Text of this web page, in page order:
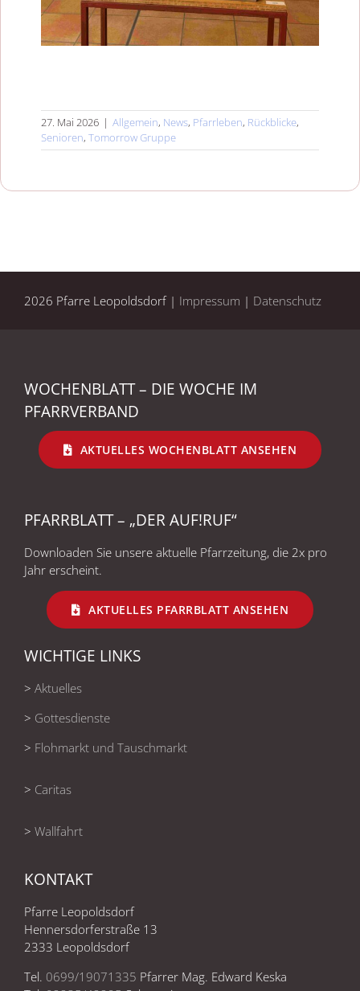
27. Mai 2026 | Allgemein, News, Pfarrleben, Rückblicke,
Senioren, Tomorrow Gruppe
2026 Pfarre Leopoldsdorf | Impressum | Datenschutz
WOCHENBLATT – DIE WOCHE IM
PFARRVERBAND
AKTUELLES WOCHENBLATT ANSEHEN
PFARRBLATT – „DER AUF!RUF“
Downloaden Sie unsere aktuelle Pfarrzeitung, die 2x pro
Jahr erscheint.
AKTUELLES PFARRBLATT ANSEHEN
WICHTIGE LINKS
> Aktuelles
> Gottesdienste
> Flohmarkt und Tauschmarkt
> Caritas
> Wallfahrt
KONTAKT
Pfarre Leopoldsdorf
Hennersdorferstraße 13
2333 Leopoldsdorf
Tel. 0699/19071335 Pfarrer Mag. Edward Keska